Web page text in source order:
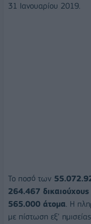
31 Ιανουαρίου 2019.
Το ποσό των
264.467 δικαιούχους
565.000 άτομα. Η
με πίστωση εξ’